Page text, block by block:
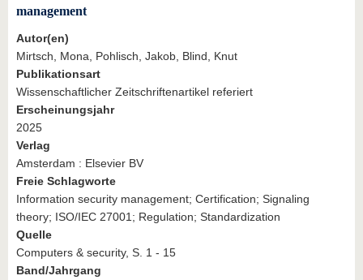
management
Autor(en)
Mirtsch, Mona, Pohlisch, Jakob, Blind, Knut
Publikationsart
Wissenschaftlicher Zeitschriftenartikel referiert
Erscheinungsjahr
2025
Verlag
Amsterdam : Elsevier BV
Freie Schlagworte
Information security management; Certification; Signaling
theory; ISO/IEC 27001; Regulation; Standardization
Quelle
Computers & security, S. 1 - 15
Band/Jahrgang